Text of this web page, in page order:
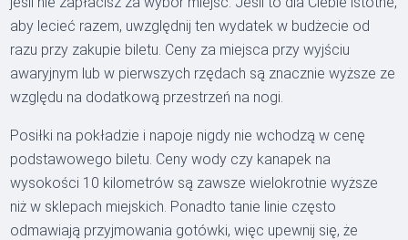
aby lecieć razem, uwzględnij ten wydatek w budżecie od
razu przy zakupie biletu. Ceny za miejsca przy wyjściu
awaryjnym lub w pierwszych rzędach są znacznie wyższe ze
względu na dodatkową przestrzeń na nogi.
Posiłki na pokładzie i napoje nigdy nie wchodzą w cenę
podstawowego biletu. Ceny wody czy kanapek na
wysokości 10 kilometrów są zawsze wielokrotnie wyższe
niż w sklepach miejskich. Ponadto tanie linie często
odmawiają przyjmowania gotówki, więc upewnij się, że